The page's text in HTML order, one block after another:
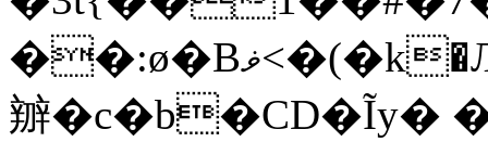
��:ø�Bޥ<�(�k�Љ����R���i%ǅS�<��R��L���p���
辧�c�b�CD�Ĩy�